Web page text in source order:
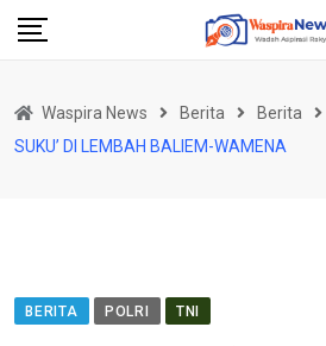
Skip
Waspira News Berita Berita
SUKU’ DI LEMBAH BALIEM-WAMENA
BERITA POLRI TNI